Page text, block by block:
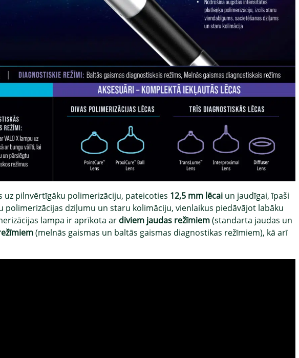
pilnvērtīgāku polimerizāciju, pateicoties 12,5 mm lēcai un jaudīgai, īpaši
polimerizācijas dziļumu un staru kolimāciju, vienlaikus piedāvājot labāku
lampa ir aprīkota ar diviem jaudas režīmiem(standarta jaudas un
(melnās gaismas un baltās gaismas diagnostikas režīmiem), kā arī